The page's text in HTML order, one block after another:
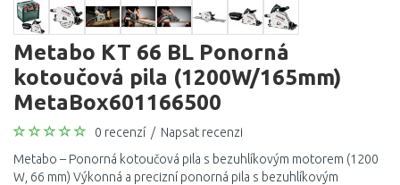
Metabo KT 66 BL Ponorná
kotoučová pila (1200W/165mm)
MetaBox601166500
0 recenzí / Napsat recenzi
Metabo – Ponorná kotoučová pila s bezuhlíkovým motorem (1200
W, 66 mm) Výkonná a precizní ponorná pila s bezuhlíkovým